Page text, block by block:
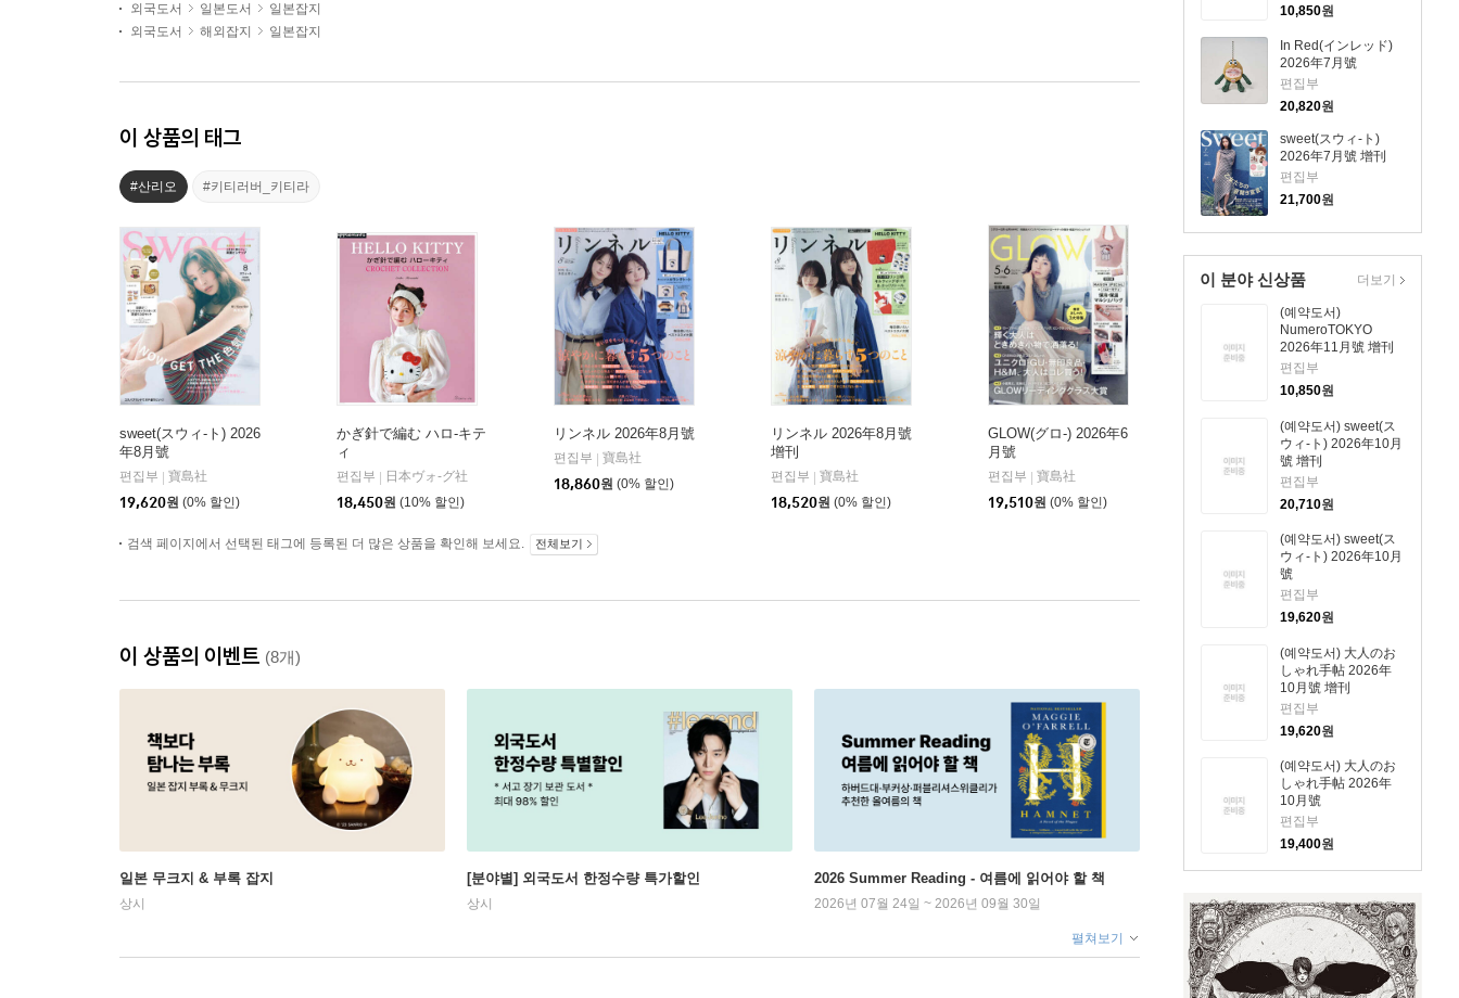
10,850원
In Red(インレッド)
2026年7月號
편집부
20,820원
sweet(スウィ-ト)
2026年7月號 增刊
편집부
21,700원
이 분야 신상품
(예약도서)
NumeroTOKYO
2026年11月號 增刊
Lee Know (Stray
Kids)
편집부
10,850원
(예약도서) sweet(ス
ウィ-ト) 2026年10月
號 增刊
편집부
20,710원
(예약도서) sweet(ス
ウィ-ト) 2026年10月
號
편집부
19,620원
(예약도서) 大人のお
しゃれ手帖 2026年
10月號 增刊
편집부
19,620원
(예약도서) 大人のお
しゃれ手帖 2026年
10月號
편집부
19,400원
더보기
외국도서
일본도서
일본잡지
외국도서
해외잡지 일본잡지
이 상품의 태그
#산리오 #키티러버_키티라
sweet(スウィ-ト) 2026
年8月號
편집부
寶島社
19,620원 (0% 할인)
かぎ針で編む ハロ-キテ
ィ
편집부
日本ヴォ-グ社
18,450원 (10% 할인)
リンネル 2026年8月號
편집부
寶島社
18,860원 (0% 할인)
リンネル 2026年8月號
增刊
편집부
寶島社
18,520원 (0% 할인)
GLOW(グロ-) 2026年6
月號
편집부
寶島社
19,510원 (0% 할인)
검색 페이지에서 선택된 태그에 등록된 더 많은 상품을 확인해 보세요. 전체보기
이 상품의 이벤트 (8개)
일본 무크지 & 부록 잡지
상시
[분야별] 외국도서 한정수량 특가할인
상시
2026 Summer Reading - 여름에 읽어야 할 책
2026년 07월 24일 ~ 2026년 09월 30일
펼쳐보기